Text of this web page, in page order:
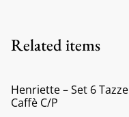
Related items
Henriette – Set 6 Tazze
Caffè C/P